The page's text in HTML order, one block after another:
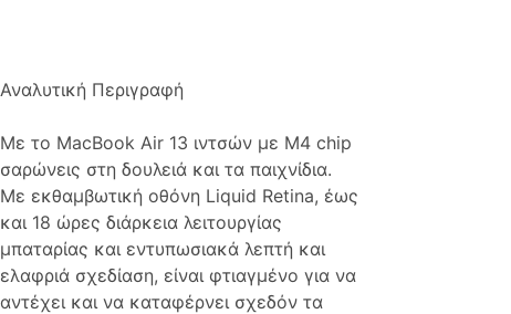
Αναλυτική Περιγραφή
Με το MacBook Air 13 ιντσών με M4 chip
σαρώνεις στη δουλειά και τα παιχνίδια.
Με εκθαμβωτική οθόνη Liquid Retina, έως
και 18 ώρες διάρκεια λειτουργίας
μπαταρίας και εντυπωσιακά λεπτή και
ελαφριά σχεδίαση, είναι φτιαγμένο για να
αντέχει και να καταφέρνει σχεδόν τα